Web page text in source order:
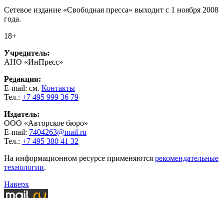
Сетевое издание «Свободная пресса» выходит с 1 ноября 2008
года.
18+
Учредитель:
АНО «ИнПресс»
Редакция:
E-mail: см. Контакты
Тел.: +7 495 999 36 79
Издатель:
ООО «Авторское бюро»
E-mail: 7404263@mail.ru
Тел.: +7 495 380 41 32
На информационном ресурсе применяются рекомендательные
технологии.
Наверх